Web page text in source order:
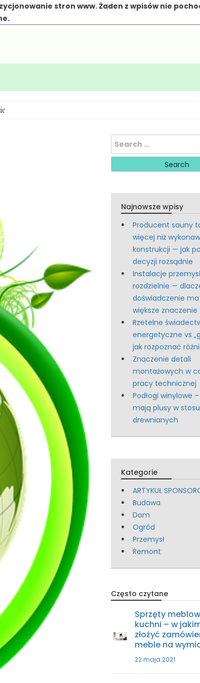
stron www. Żaden z wpisów nie
Search
for:
Najnowsze wpisy
Producent sauny
więcej niż
konstrukcji — jak
decyzji rozsądnie
Instalacje
rozdzielnie —
doświadczenie
większe znaczenie
Rzetelne
energetyczne vs
jak rozpoznać
Znaczenie detali
montażowych w
pracy technicznej
Podłogi winylowe
mają plusy w
drewnianych
Kategorie
ARTYKUŁ
Budowa
Dom
Ogród
Przemysł
Remont
Często czytane
Sprzęty
kuchni – w
złożyć
meble na
22 maja 2021